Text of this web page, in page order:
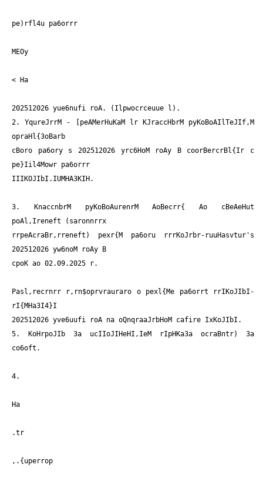
pe)rfl4u pa6orrr
MEOy
< Ha
202512026 yue6nufi roA. (Ilpwocrceuue l).
2. YqureJrrM - [peAMerHuKaM lr KJraccHbrM pyKoBoAIlTeJIf,M
opraHl{3oBarb
cBoro pa6ory s 202512026 yrc6HoM roAy B coorBercrBl{Ir c
pe}Iil4Mowr pa6orrr
IIIKOJIbI.IUMHA3KIH.
3. KnaccnbrM pyKoBoAurenrM AoBecrr{ Ao cBeAeHut
poAl,Ireneft (saronnrrx
rrpeAcraBr,rreneft) pexr{M pa6oru rrrKoJrbr-ruuHasvtur's
202512026 yw6noM roAy B
cpoK ao 02.09.2025 r.
Pasl,recrnrr r,rn$oprvrauraro o pexl{Me pa6orrt rrIKoJIbI-
rI{MHa3I4}I
202512026 yve6uufi roA na oQnqraaJrbHoM cafire IxKoJIbI.
5. KoHrpoJIb 3a ucIIoJIHeHI,IeM rIpHKa3a ocraBntr) 3a
co6oft.
4.
Ha
.tr
,.{uperrop